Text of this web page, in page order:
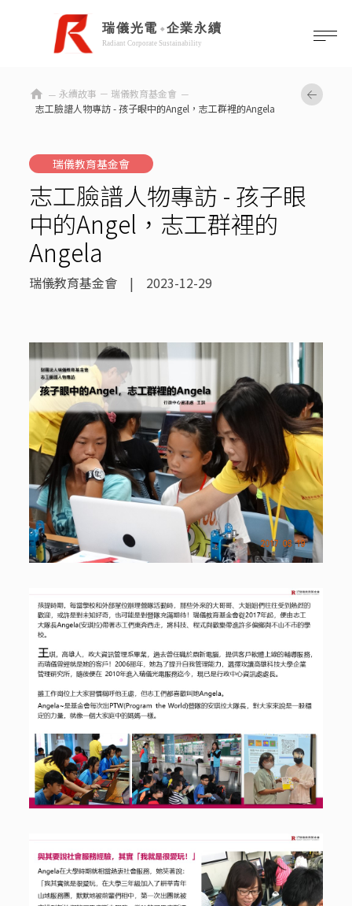
home 永續故事 － 瑞儀教育基金會
志工臉譜人物專訪 - 孩子眼中的Angel，志工群裡的Angela
瑞儀教育基金會
志工臉譜人物專訪 - 孩子眼
中的Angel，志工群裡的
Angela
瑞儀教育基金會 | 2023-12-29